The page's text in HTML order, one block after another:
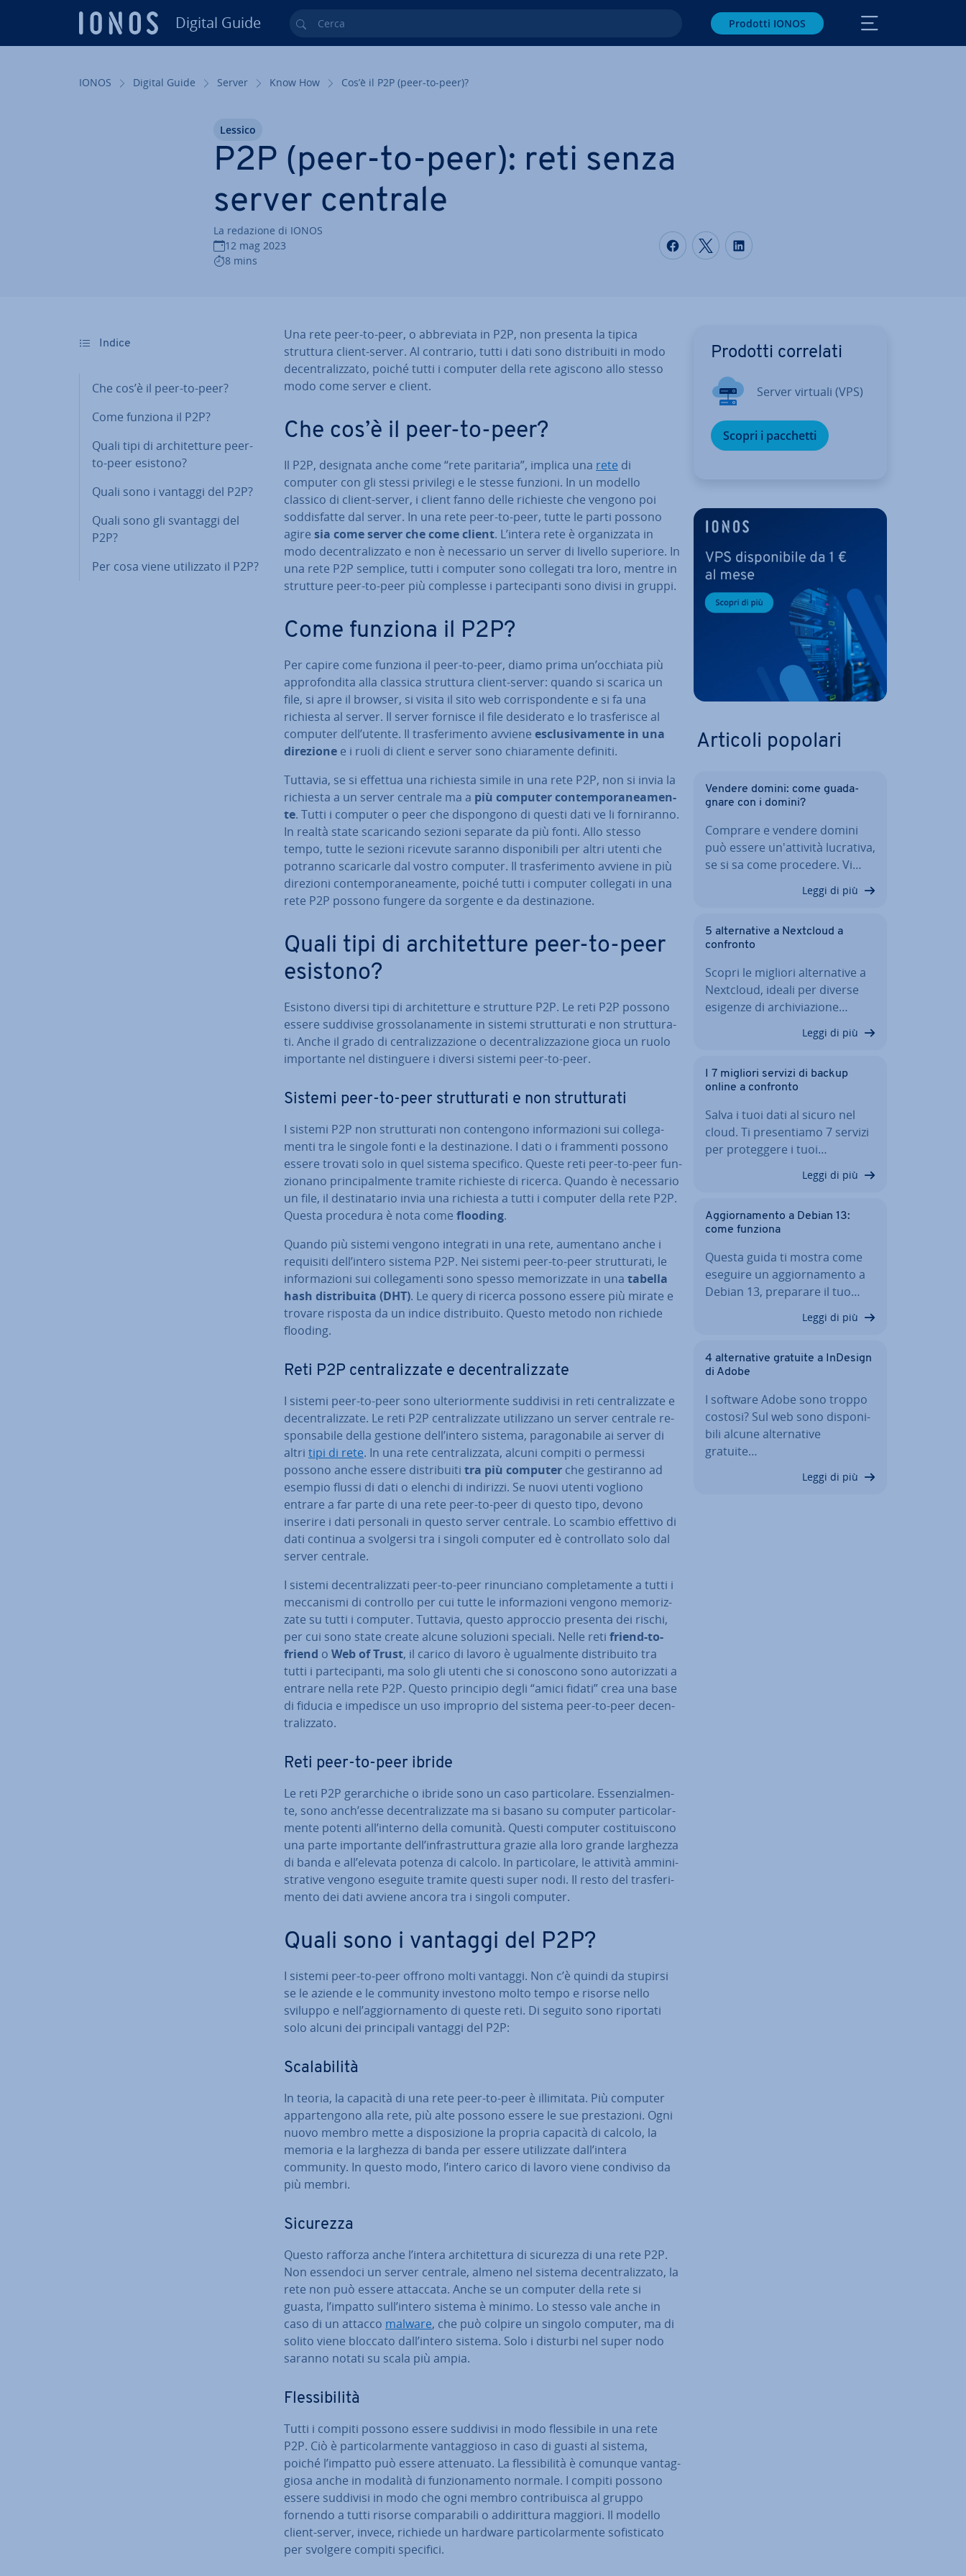
Digital Guide Cerca Prodotti IONOS
IONOS Digital Guide Server Know How Cos’è il P2P (peer-to-peer)?
P2P (peer-to-peer): reti senza
server centrale
La redazione di IONOS
12 mag 2023
8 mins
Condividi via Facebook
Condividi via Twitter
Condividi via LinkedIN
Lessico
Indice
Che cos’è il peer-to-peer?
Come funziona il P2P?
Quali tipi di ar­chi­tet­tu­re peer-
to-peer esistono?
Quali sono i vantaggi del P2P?
Quali sono gli svantaggi del
P2P?
Per cosa viene uti­liz­za­to il P2P?
Una rete peer-to-peer, o ab­bre­via­ta in P2P, non presenta la tipica
struttura client-server. Al contrario, tutti i dati sono di­stri­bui­ti in modo
de­cen­tra­liz­za­to, poiché tutti i computer della rete agiscono allo stesso
modo come server e client.
Che cos’è il peer-to-peer?
Il P2P, designata anche come “rete paritaria”, implica una rete di
computer con gli stessi privilegi e le stesse funzioni. In un modello
classico di client-server, i client fanno delle richieste che vengono poi
sod­di­sfat­te dal server. In una rete peer-to-peer, tutte le parti possono
agire sia come server che come client. L’intera rete è or­ga­niz­za­ta in
modo de­cen­tra­liz­za­to e non è ne­ces­sa­rio un server di livello superiore. In
una rete P2P semplice, tutti i computer sono collegati tra loro, mentre in
strutture peer-to-peer più complesse i par­te­ci­pan­ti sono divisi in gruppi.
Come funziona il P2P?
Per capire come funziona il peer-to-peer, diamo prima un’occhiata più
ap­pro­fon­di­ta alla classica struttura client-server: quando si scarica un
file, si apre il browser, si visita il sito web cor­ri­spon­den­te e si fa una
richiesta al server. Il server fornisce il file de­si­de­ra­to e lo tra­sfe­ri­sce al
computer dell’utente. Il tra­sfe­ri­men­to avviene esclu­si­va­men­te in una
direzione e i ruoli di client e server sono chia­ra­men­te definiti.
Tuttavia, se si effettua una richiesta simile in una rete P2P, non si invia la
richiesta a un server centrale ma a più computer con­tem­po­ra­nea­men­
te. Tutti i computer o peer che di­spon­go­no di questi dati ve li for­ni­ran­no.
In realtà state sca­ri­can­do sezioni separate da più fonti. Allo stesso
tempo, tutte le sezioni ricevute saranno di­spo­ni­bi­li per altri utenti che
potranno sca­ri­car­le dal vostro computer. Il tra­sfe­ri­men­to avviene in più
direzioni con­tem­po­ra­nea­men­te, poiché tutti i computer collegati in una
rete P2P possono fungere da sorgente e da de­sti­na­zio­ne.
Quali tipi di ar­chi­tet­tu­re peer-to-peer
esistono?
Esistono diversi tipi di ar­chi­tet­tu­re e strutture P2P. Le reti P2P possono
essere suddivise gros­so­la­na­men­te in sistemi strut­tu­ra­ti e non strut­tu­ra­
ti. Anche il grado di cen­tra­liz­za­zio­ne o de­cen­tra­liz­za­zio­ne gioca un ruolo
im­por­tan­te nel di­stin­gue­re i diversi sistemi peer-to-peer.
Sistemi peer-to-peer strut­tu­ra­ti e non strut­tu­ra­ti
I sistemi P2P non strut­tu­ra­ti non con­ten­go­no in­for­ma­zio­ni sui col­le­ga­
men­ti tra le singole fonti e la de­sti­na­zio­ne. I dati o i frammenti possono
essere trovati solo in quel sistema specifico. Queste reti peer-to-peer fun­
zio­na­no prin­ci­pal­men­te tramite richieste di ricerca. Quando è ne­ces­sa­rio
un file, il de­sti­na­ta­rio invia una richiesta a tutti i computer della rete P2P.
Questa procedura è nota come flooding.
Quando più sistemi vengono integrati in una rete, aumentano anche i
requisiti dell’intero sistema P2P. Nei sistemi peer-to-peer strut­tu­ra­ti, le
in­for­ma­zio­ni sui col­le­ga­men­ti sono spesso me­mo­riz­za­te in una tabella
hash di­stri­bui­ta (DHT). Le query di ricerca possono essere più mirate e
trovare risposta da un indice di­stri­bui­to. Questo metodo non richiede
flooding.
Reti P2P cen­tra­liz­za­te e de­cen­tra­liz­za­te
I sistemi peer-to-peer sono ul­te­rior­men­te suddivisi in reti cen­tra­liz­za­te e
de­cen­tra­liz­za­te. Le reti P2P cen­tra­liz­za­te uti­liz­za­no un server centrale re­
spon­sa­bi­le della gestione dell’intero sistema, pa­ra­go­na­bi­le ai server di
altri tipi di rete. In una rete cen­tra­liz­za­ta, alcuni compiti o permessi
possono anche essere di­stri­bui­ti tra più computer che ge­sti­ran­no ad
esempio flussi di dati o elenchi di indirizzi. Se nuovi utenti vogliono
entrare a far parte di una rete peer-to-peer di questo tipo, devono
inserire i dati personali in questo server centrale. Lo scambio effettivo di
dati continua a svolgersi tra i singoli computer ed è con­trol­la­to solo dal
server centrale.
I sistemi de­cen­tra­liz­za­ti peer-to-peer ri­nun­cia­no com­ple­ta­men­te a tutti i
mec­ca­ni­smi di controllo per cui tutte le in­for­ma­zio­ni vengono me­mo­riz­
za­te su tutti i computer. Tuttavia, questo approccio presenta dei rischi,
per cui sono state create alcune soluzioni speciali. Nelle reti friend-to-
friend o Web of Trust, il carico di lavoro è ugual­men­te di­stri­bui­to tra
tutti i par­te­ci­pan­ti, ma solo gli utenti che si conoscono sono au­to­riz­za­ti a
entrare nella rete P2P. Questo principio degli “amici fidati” crea una base
di fiducia e impedisce un uso improprio del sistema peer-to-peer de­cen­
tra­liz­za­to.
Reti peer-to-peer ibride
Le reti P2P ge­rar­chi­che o ibride sono un caso par­ti­co­la­re. Es­sen­zial­men­
te, sono anch’esse de­cen­tra­liz­za­te ma si basano su computer par­ti­co­lar­
men­te potenti all’interno della comunità. Questi computer co­sti­tui­sco­no
una parte im­por­tan­te dell’in­fra­strut­tu­ra grazie alla loro grande larghezza
di banda e all’elevata potenza di calcolo. In par­ti­co­la­re, le attività am­mi­ni­
stra­ti­ve vengono eseguite tramite questi super nodi. Il resto del tra­sfe­ri­
men­to dei dati avviene ancora tra i singoli computer.
Quali sono i vantaggi del P2P?
I sistemi peer-to-peer offrono molti vantaggi. Non c’è quindi da stupirsi
se le aziende e le community investono molto tempo e risorse nello
sviluppo e nell’ag­gior­na­men­to di queste reti. Di seguito sono riportati
solo alcuni dei prin­ci­pa­li vantaggi del P2P:
Sca­la­bi­li­tà
In teoria, la capacità di una rete peer-to-peer è il­li­mi­ta­ta. Più computer
ap­par­ten­go­no alla rete, più alte possono essere le sue pre­sta­zio­ni. Ogni
nuovo membro mette a di­spo­si­zio­ne la propria capacità di calcolo, la
memoria e la larghezza di banda per essere uti­liz­za­te dall’intera
community. In questo modo, l’intero carico di lavoro viene condiviso da
più membri.
Sicurezza
Questo rafforza anche l’intera ar­chi­tet­tu­ra di sicurezza di una rete P2P.
Non essendoci un server centrale, almeno nel sistema de­cen­tra­liz­za­to, la
rete non può essere attaccata. Anche se un computer della rete si
guasta, l’impatto sull’intero sistema è minimo. Lo stesso vale anche in
caso di un attacco malware, che può colpire un singolo computer, ma di
solito viene bloccato dall’intero sistema. Solo i disturbi nel super nodo
saranno notati su scala più ampia.
Fles­si­bi­li­tà
Tutti i compiti possono essere suddivisi in modo fles­si­bi­le in una rete
P2P. Ciò è par­ti­co­lar­men­te van­tag­gio­so in caso di guasti al sistema,
poiché l’impatto può essere attenuato. La fles­si­bi­li­tà è comunque van­tag­
gio­sa anche in modalità di fun­zio­na­men­to normale. I compiti possono
essere suddivisi in modo che ogni membro con­tri­bui­sca al gruppo
fornendo a tutti risorse com­pa­ra­bi­li o ad­di­rit­tu­ra maggiori. Il modello
client-server, invece, richiede un hardware par­ti­co­lar­men­te so­fi­sti­ca­to
per svolgere compiti specifici.
Prodotti correlati
Server virtuali (VPS)
Scopri i pacchetti
Articoli popolari
Vendere domini: come gua­da­
gna­re con i domini?
Comprare e vendere domini
può essere un'at­ti­vi­tà lucrativa,
se si sa come procedere. Vi…
Leggi di più
5 al­ter­na­ti­ve a Nextcloud a
confronto
Scopri le migliori al­ter­na­ti­ve a
Nextcloud, ideali per diverse
esigenze di ar­chi­via­zio­ne…
Leggi di più
I 7 migliori servizi di backup
online a confronto
Salva i tuoi dati al sicuro nel
cloud. Ti pre­sen­tia­mo 7 servizi
per pro­teg­ge­re i tuoi…
Leggi di più
Ag­gior­na­men­to a Debian 13:
come funziona
Questa guida ti mostra come
eseguire un ag­gior­na­men­to a
Debian 13, preparare il tuo…
Leggi di più
4 al­ter­na­ti­ve gratuite a InDesign
di Adobe
I software Adobe sono troppo
costosi? Sul web sono di­spo­ni­
bi­li alcune al­ter­na­ti­ve
gratuite…
Leggi di più